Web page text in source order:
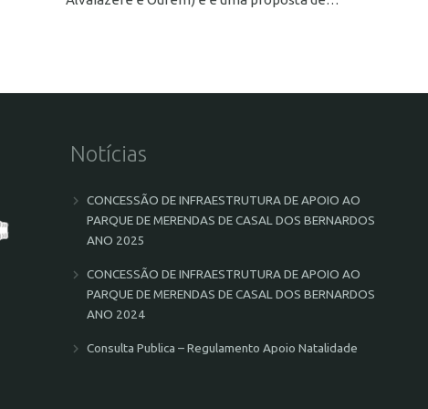
Notícias
CONCESSÃO DE INFRAESTRUTURA DE APOIO AO
PARQUE DE MERENDAS DE CASAL DOS BERNARDOS
ANO 2025
CONCESSÃO DE INFRAESTRUTURA DE APOIO AO
PARQUE DE MERENDAS DE CASAL DOS BERNARDOS
ANO 2024
Consulta Publica – Regulamento Apoio Natalidade